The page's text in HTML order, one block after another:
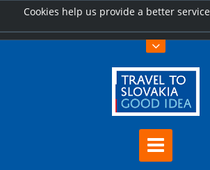
Cookies help us provide a better service
Dali és Chagall Poprádon